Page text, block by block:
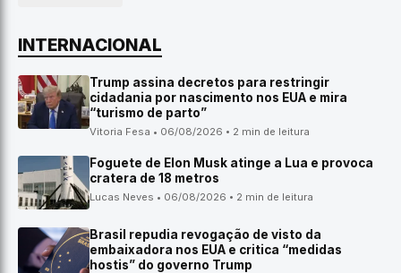
INTERNACIONAL
Trump assina decretos para restringir
cidadania por nascimento nos EUA e mira
“turismo de parto”
Vitoria Fesa • 06/08/2026 • 2 min de leitura
Foguete de Elon Musk atinge a Lua e provoca
cratera de 18 metros
Lucas Neves • 06/08/2026 • 2 min de leitura
Brasil repudia revogação de visto da
embaixadora nos EUA e critica “medidas
hostis” do governo Trump